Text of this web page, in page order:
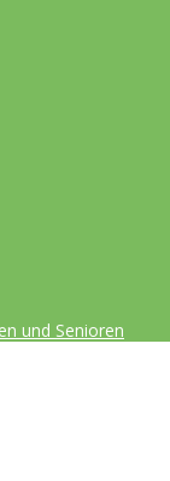
und Senioren